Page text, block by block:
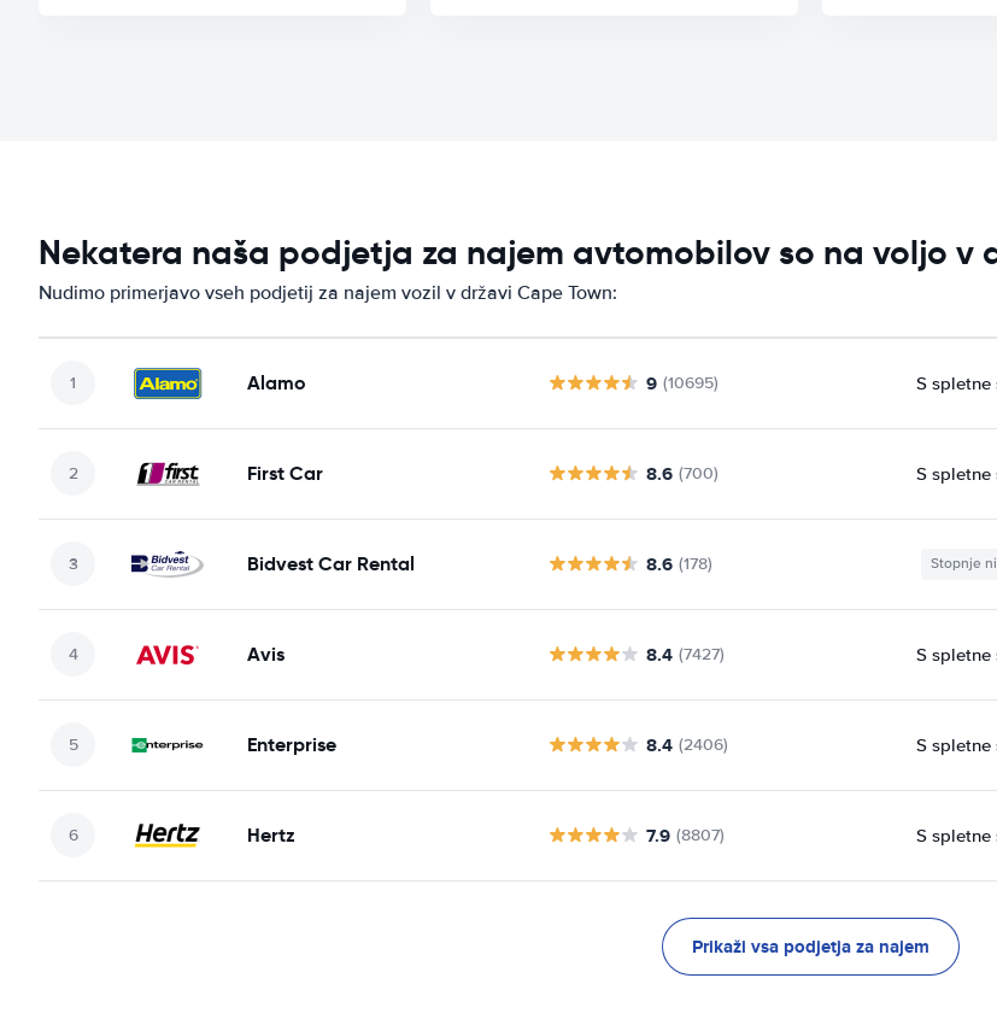
Nekatera naša podjetja za najem avtomobilov so na voljo v
Nudimo primerjavo vseh podjetij za najem vozil v državi Cape Town:
Alamo 9 (10695) S spletne
First Car 8.6 (700) S spletne
Bidvest Car Rental 8.6 (178) Stopnje
Avis 8.4 (7427) S spletne
Enterprise 8.4 (2406) S spletne
Hertz 7.9 (8807) S spletne
Prikaži vsa podjetja za najem